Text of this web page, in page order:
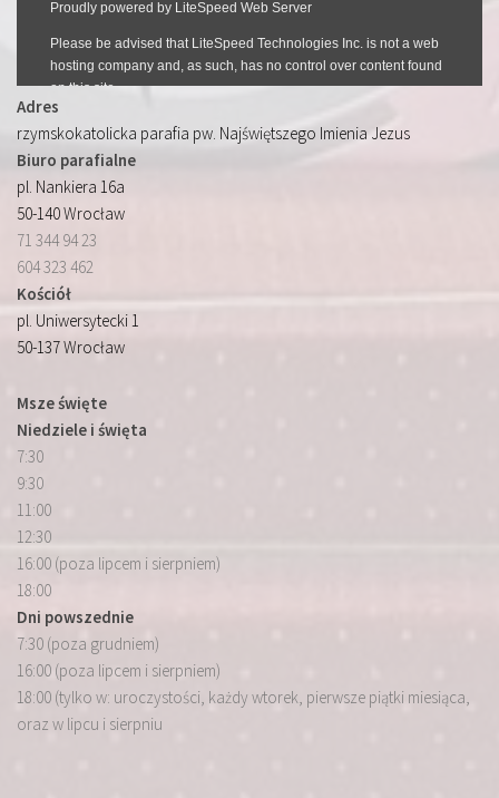
Adres
rzymskokatolicka parafia pw. Najświętszego Imienia Jezus
Biuro parafialne
pl. Nankiera 16a
50-140 Wrocław
71 344 94 23
604 323 462
Kościół
pl. Uniwersytecki 1
50-137 Wrocław
Msze święte
Niedziele i święta
7:30
9:30
11:00
12:30
16:00 (poza lipcem i sierpniem)
18:00
Dni powszednie
7:30 (poza grudniem)
16:00 (poza lipcem i sierpniem)
18:00 (tylko w: uroczystości, każdy wtorek, pierwsze piątki miesiąca,
oraz w lipcu i sierpniu